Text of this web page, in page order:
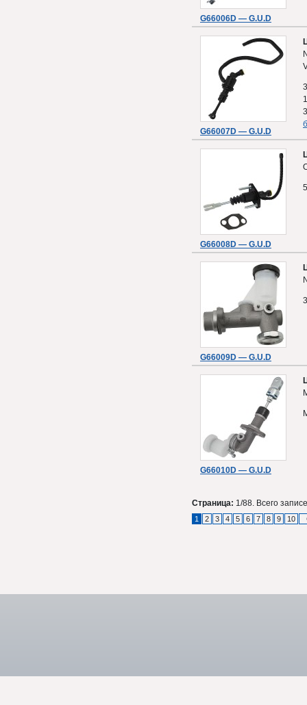
G66006D — G.U.D
G66007D — G.U.D
G66008D — G.U.D
G66009D — G.U.D
G66010D — G.U.D
Страница: 1/88. Всего
1 2 3 4 5 6 7 8 9 10